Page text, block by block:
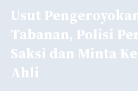
Usut
Tabanan, Polisi
Saksi dan Minta
Ahli